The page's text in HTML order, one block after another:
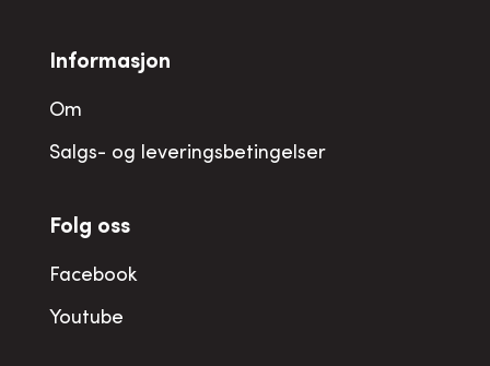
Informasjon
Om
Salgs- og leveringsbetingelser
Folg oss
Facebook
Youtube